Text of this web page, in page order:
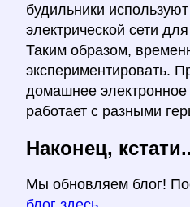
будильники используют
электрической сети
Таким образом,
экспериментировать.
домашнее электронное
работает с разными
Наконец,
Мы обновляем блог!